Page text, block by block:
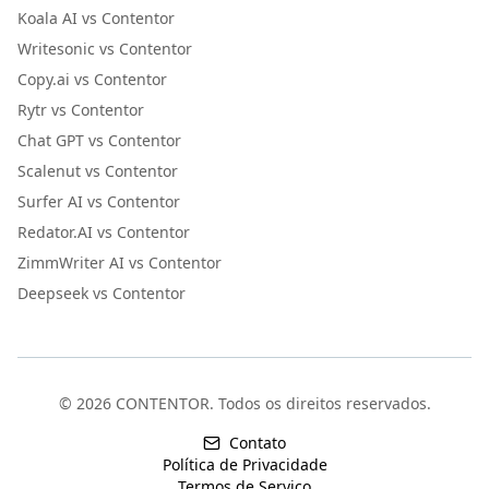
Koala AI vs Contentor
Writesonic vs Contentor
Copy.ai vs Contentor
Rytr vs Contentor
Chat GPT vs Contentor
Scalenut vs Contentor
Surfer AI vs Contentor
Redator.AI vs Contentor
ZimmWriter AI vs Contentor
Deepseek vs Contentor
© 2026CONTENTOR. Todos os direitos reservados.
Contato
Política de Privacidade